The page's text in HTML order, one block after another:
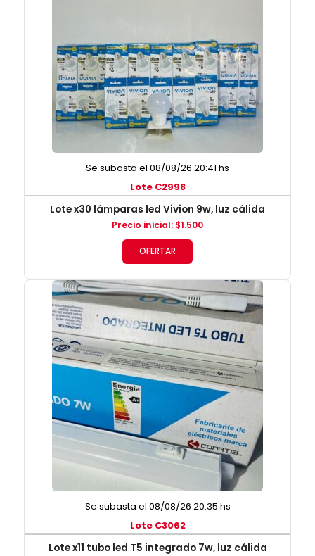
Se subasta el 08/08/26 20:41 hs
Lote C2998
Lote x30 lámparas led Vivion 9w, luz cálida
Precio inicial: $1.500
OFERTAR
Se subasta el 08/08/26 20:35 hs
Lote C3062
Lote x11 tubo led T5 integrado 7w, luz cálida